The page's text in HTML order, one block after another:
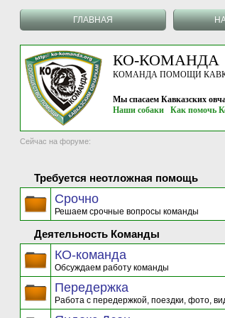
ГЛАВНАЯ
КО-КОМАНДА
КОМАНДА ПОМОЩИ
Мы спасаем Кавказских
Наши собаки
Как помочь
Сейчас на форуме:
Требуется неотложная помощь
Срочно
Решаем срочные вопросы команды
Деятельность Команды
КО-команда
Обсуждаем работу команды
Передержка
Работа с передержкой, поездки, фото,